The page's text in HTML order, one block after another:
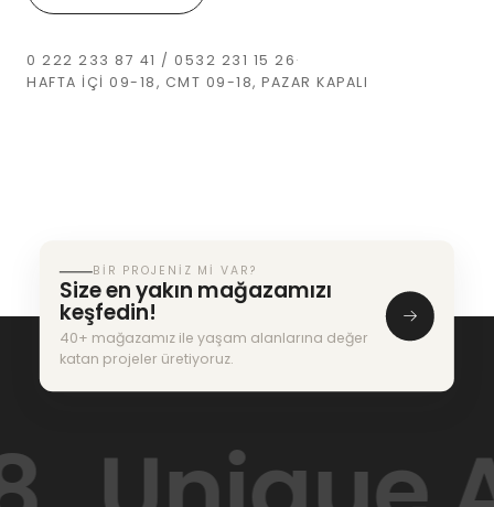
0 222 233 87 41 / 0532 231 15 26·
HAFTA IÇI 09-18, CMT 09-18, PAZAR KAPALI
BIR PROJENIZ MI VAR?
Size en yakın mağazamızı
keşfedin!
40+ mağazamız ile yaşam alanlarına değer
katan projeler üretiyoruz.